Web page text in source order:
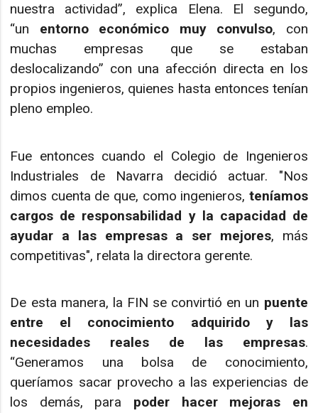
nuestra actividad”, explica Elena. El segundo,
“un entorno económico muy convulso, con
muchas empresas que se estaban
deslocalizando” con una afección directa en los
propios ingenieros, quienes hasta entonces tenían
pleno empleo.
Fue entonces cuando el Colegio de Ingenieros
Industriales de Navarra decidió actuar. "Nos
dimos cuenta de que, como ingenieros, teníamos
cargos de responsabilidad y la capacidad de
ayudar a las empresas a ser mejores, más
competitivas", relata la directora gerente.
De esta manera, la FIN se convirtió en un puente
entre el conocimiento adquirido y las
necesidades reales de las empresas.
“Generamos una bolsa de conocimiento,
queríamos sacar provecho a las experiencias de
los demás, para poder hacer mejoras en